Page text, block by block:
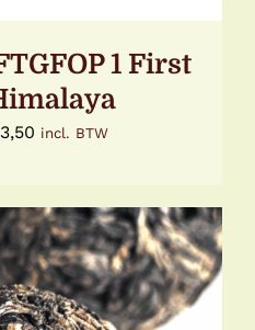
OP
PRODUCTPAGINA
1 First
Prijsklasse:
€23,50
incl. BTW